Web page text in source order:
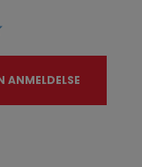
ANMELDELSE